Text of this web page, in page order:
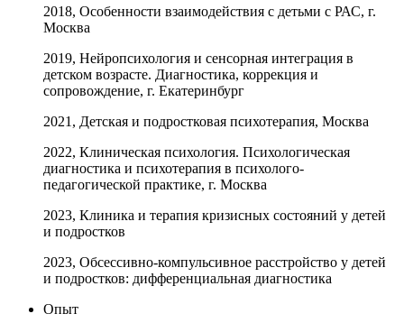
2018, Особенности взаимодействия с детьми с РАС, г.
Москва
2019, Нейропсихология и сенсорная интеграция в
детском возрасте. Диагностика, коррекция и
сопровождение, г. Екатеринбург
2021, Детская и подростковая психотерапия, Москва
2022, Клиническая психология. Психологическая
диагностика и психотерапия в психолого-
педагогической практике, г. Москва
2023, Клиника и терапия кризисных состояний у детей
и подростков
2023, Обсессивно-компульсивное расстройство у детей
и подростков: дифференциальная диагностика
Опыт